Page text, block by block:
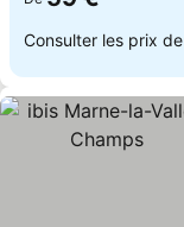
Consulter les prix de